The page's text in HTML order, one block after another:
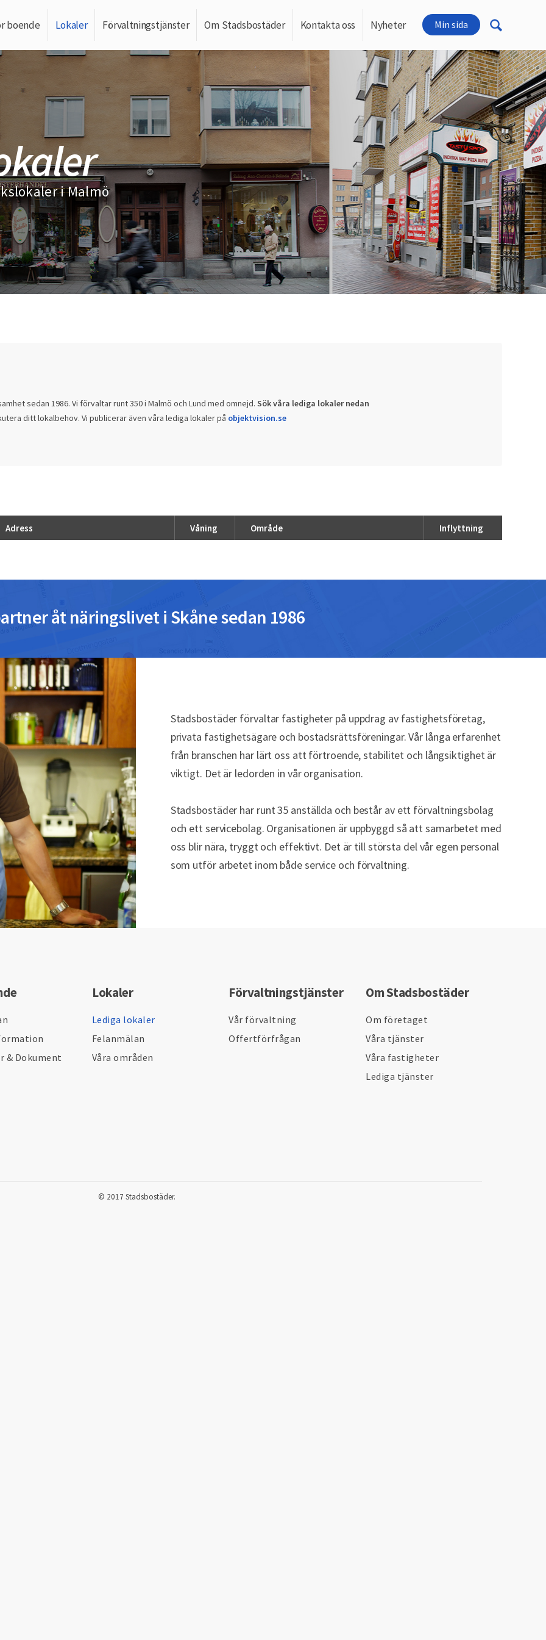
boende Lokaler Förvaltningstjänster Om Stadsbostäder Kontakta oss Nyheter Min sida
i Malmö
sedan 1986. Vi förvaltar runt 350 i Malmö och Lund med omnejd. Sök våra lediga lokaler nedan
ditt lokalbehov. Vi publicerar även våra lediga lokaler på objektvision.se
Adress Våning Område Inflyttning
åt näringslivet i Skåne sedan 1986
Stadsbostäder förvaltar fastigheter på uppdrag av fastighetsföretag,
privata fastighetsägare och bostadsrättsföreningar. Vår långa erfarenhet
från branschen har lärt oss att förtroende, stabilitet och långsiktighet är
viktigt. Det är ledorden in vår organisation.
Stadsbostäder har runt 35 anställda och består av ett förvaltningsbolag
och ett servicebolag. Organisationen är uppbyggd så att samarbetet med
oss blir nära, tryggt och effektivt. Det är till största del vår egen personal
som utför arbetet inom både service och förvaltning.
& Dokument
Lokaler
Lediga lokaler
Felanmälan
Våra områden
Förvaltningstjänster
Vår förvaltning
Offertförfrågan
Om Stadsbostäder
Om företaget
Våra tjänster
Våra fastigheter
Lediga tjänster
© 2017 Stadsbostäder.